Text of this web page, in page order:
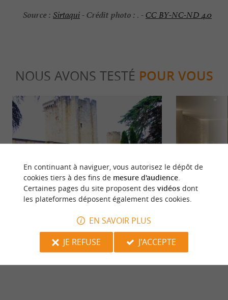
Source : Sirtaqui-Crédit photo : . -CC BY-NC-ND 4.0
NOUS AVONS TESTÉ POUR VOUS
5,3 km - Razac d'Eymet
Culturelle Détente
En continuant à naviguer, vous autorisez le dépôt de
cookies tiers à des fins de mesure d'audience.
Certaines pages du site proposent des vidéosdont
les plateformes déposent également des cookies.
EN SAVOIR PLUS
JE REFUSE
J'ACCEPTE